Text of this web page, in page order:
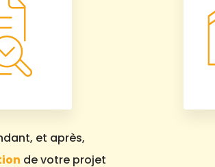
et après,
de votre projet